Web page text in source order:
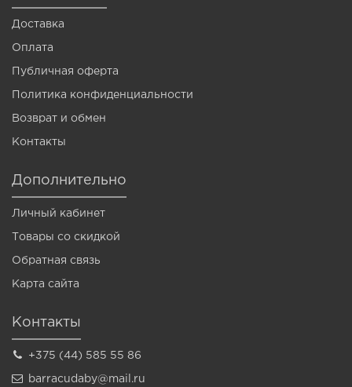
Доставка
Оплата
Публичная оферта
Политика конфиденциальности
Возврат и обмен
Контакты
Дополнительно
Личный кабинет
Товары со скидкой
Обратная связь
Карта сайта
Контакты
+375 (44) 585 55 86
barracudaby@mail.ru